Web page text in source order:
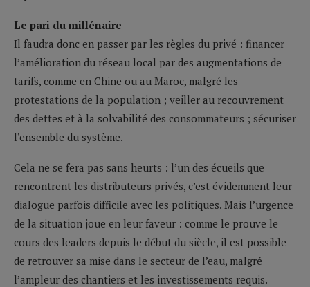
Le pari du millénaire
Il faudra donc en passer par les règles du privé : financer
l’amélioration du réseau local par des augmentations de
tarifs, comme en Chine ou au Maroc, malgré les
protestations de la population ; veiller au recouvrement
des dettes et à la solvabilité des consommateurs ; sécuriser
l’ensemble du système.
Cela ne se fera pas sans heurts : l’un des écueils que
rencontrent les distributeurs privés, c’est évidemment leur
dialogue parfois difficile avec les politiques. Mais l’urgence
de la situation joue en leur faveur : comme le prouve le
cours des leaders depuis le début du siècle, il est possible
de retrouver sa mise dans le secteur de l’eau, malgré
l’ampleur des chantiers et les investissements requis.